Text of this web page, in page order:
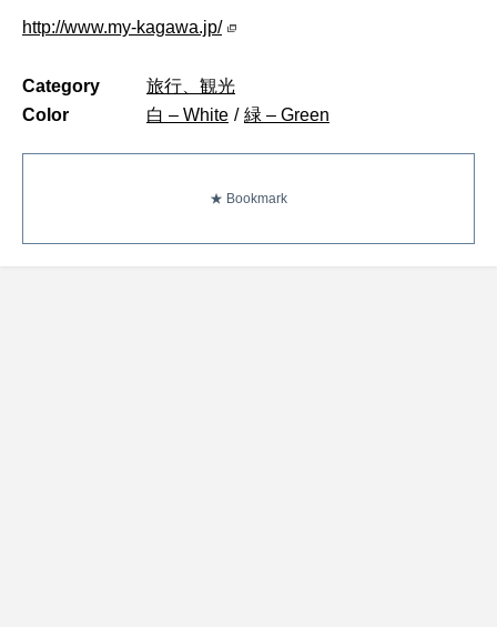
http://www.my-kagawa.jp/
Category
旅行、観光
Color
白 – White / 緑 – Green
★ Bookmark